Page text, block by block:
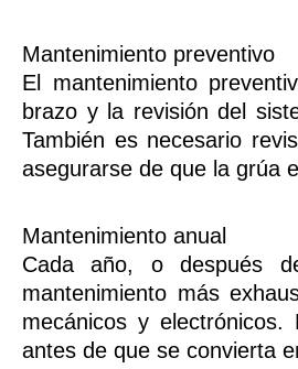
Mantenimiento preventivo
El mantenimiento
brazo y la revisión del
También es necesario
asegurarse de que la grúa
Mantenimiento anual
Cada año, o después
mantenimiento más
mecánicos y electrónicos.
antes de que se convierta